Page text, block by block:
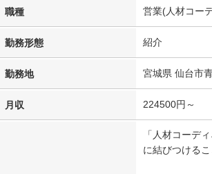
職種 営業(人材コー
勤務形態 紹介
勤務地 宮城県 仙台市
月収 224500円～
「人材コーデ
に結びつけるこ